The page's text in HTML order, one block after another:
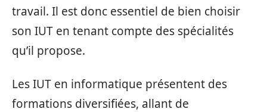
travail. Il est donc essentiel de bien choisir
son IUT en tenant compte des spécialités
qu’il propose.
Les IUT en informatique présentent des
formations diversifiées, allant de